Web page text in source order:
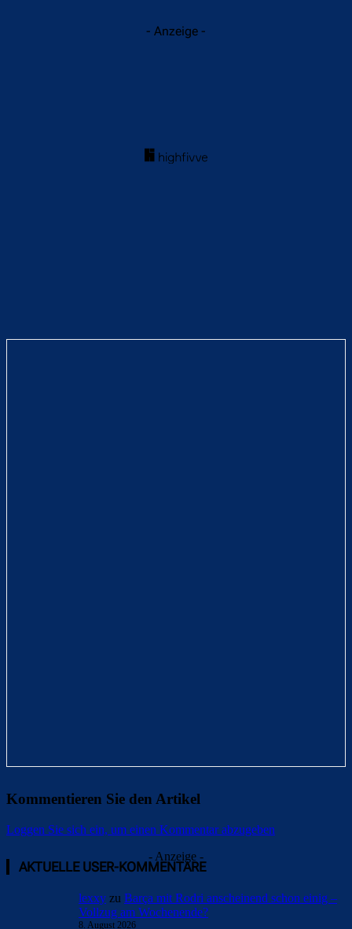
- Anzeige -
Kommentieren Sie den Artikel
Loggen Sie sich ein, um einen Kommentar abzugeben
- Anzeige -
AKTUELLE USER-KOMMENTARE
lexxy zu Barça mit Rodri anscheinend schon einig –
Vollzug am Wochenende?
8. August 2026